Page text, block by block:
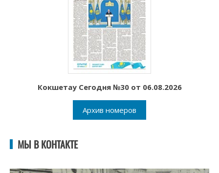
Кокшетау Сегодня №30 от 06.08.2026
Архив номеров
МЫ В КОНТАКТЕ